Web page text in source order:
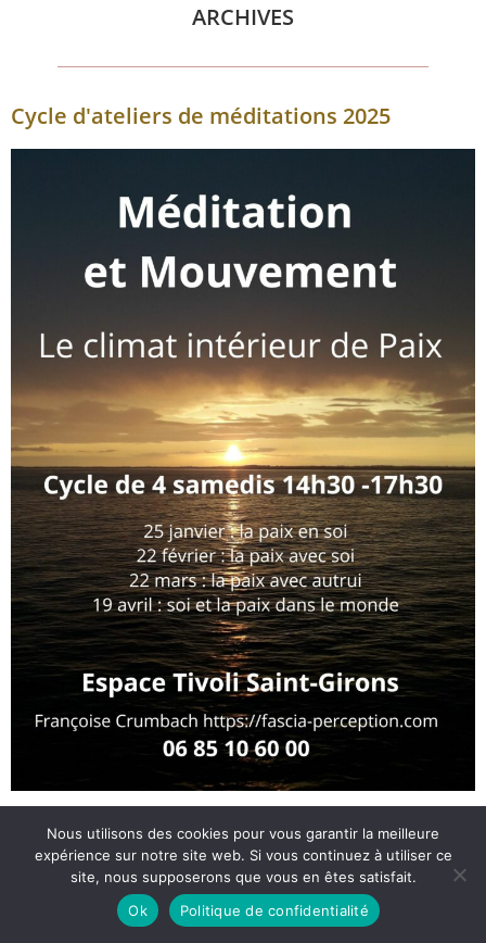
ARCHIVES
Cycle d'ateliers de méditations 2025
Méditation Pleine Présence®
et Gestuelle Sensorielle
éditation assise guidée,mouvements intériorisés
Nous utilisons des cookies pour vous garantir la meilleure
expérience sur notre site web. Si vous continuez à utiliser ce
site, nous supposerons que vous en êtes satisfait.
Ok
Politique de confidentialité